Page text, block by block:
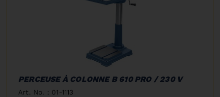
PERCEUSE À COLONNE B 610 PRO / 230 V
Art. No. : 01-1113